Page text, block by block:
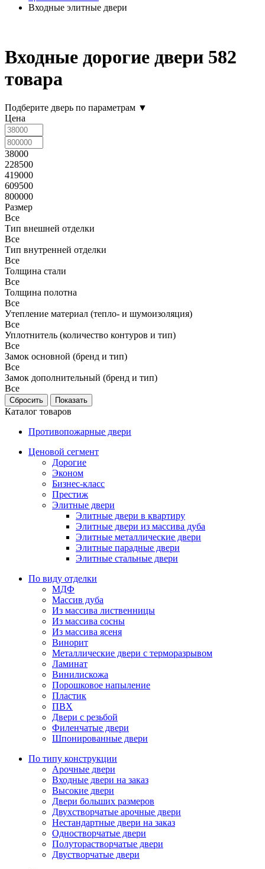
Входные элитные двери
Входные дорогие двери 582
товара
Подберите дверь по параметрам ▼
Цена
38000
228500
419000
609500
800000
Размер
Все
Тип внешней отделки
Все
Тип внутренней отделки
Все
Толщина стали
Все
Толщина полотна
Все
Утепление материал (тепло- и шумоизоляция)
Все
Уплотнитель (количество контуров и тип)
Все
Замок основной (бренд и тип)
Все
Замок дополнительный (бренд и тип)
Все
Каталог товаров
Противопожарные двери
Ценовой сегмент
Дорогие
Эконом
Бизнес-класс
Престиж
Элитные двери
Элитные двери в квартиру
Элитные двери из массива дуба
Элитные металлические двери
Элитные парадные двери
Элитные стальные двери
По виду отделки
МДФ
Массив дуба
Из массива лиственницы
Из массива сосны
Из массива ясеня
Винорит
Металлические двери с терморазрывом
Ламинат
Винилискожа
Порошковое напыление
Пластик
ПВХ
Двери с резьбой
Филенчатые двери
Шпонированные двери
По типу конструкции
Арочные двери
Входные двери на заказ
Высокие двери
Двери больших размеров
Двухстворчатые арочные двери
Нестандартные двери на заказ
Одностворчатые двери
Полуторастворчатые двери
Двустворчатые двери